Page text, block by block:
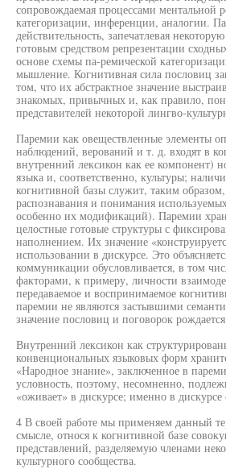
сопровождаемая процессами ментальной
категоризации, инференции, аналогии.
действительность, запечатлевая
готовым средством репрезентации
основе схемы па-ремической
мышление. Когнитивная сила пословиц
том, что их абстрактное значение
знакомых, привычных и, как правило,
представителей некоторой лингво-
Паремии как овеществленные элементы
наблюдений, верований и т. д. входят в
внутренний лексикон как ее компонент)
языка и, соответственно, культуры;
когнитивной базы служит, таким
распознавания и понимания
особенно их модификаций). Паремии
целостные готовые структуры с
наполнением. Их значение
использовании в дискурсе. Это
коммуникации обусловливается, в том
факторами, к примеру, личности
передаваемое и воспринимаемое
паремии не являются застывшими
значение пословиц и поговорок
Внутренний лексикон как
конвенциональных языковых форм
«Народное знание», заключенное в
условность, поэтому, несомненно,
«оживает» в дискурсе; именно в
4 В своей работе мы применяем данный
смысле, относя к когнитивной базе
представлений, разделяемую членами
культурного сообщества.